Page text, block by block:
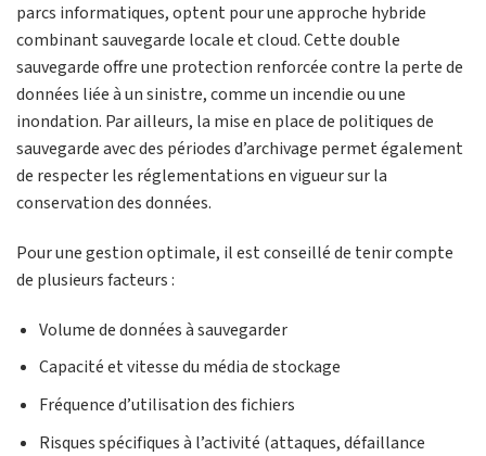
parcs informatiques, optent pour une approche hybride
combinant sauvegarde locale et cloud. Cette double
sauvegarde offre une protection renforcée contre la perte de
données liée à un sinistre, comme un incendie ou une
inondation. Par ailleurs, la mise en place de politiques de
sauvegarde avec des périodes d’archivage permet également
de respecter les réglementations en vigueur sur la
conservation des données.
Pour une gestion optimale, il est conseillé de tenir compte
de plusieurs facteurs :
Volume de données à sauvegarder
Capacité et vitesse du média de stockage
Fréquence d’utilisation des fichiers
Risques spécifiques à l’activité (attaques, défaillance